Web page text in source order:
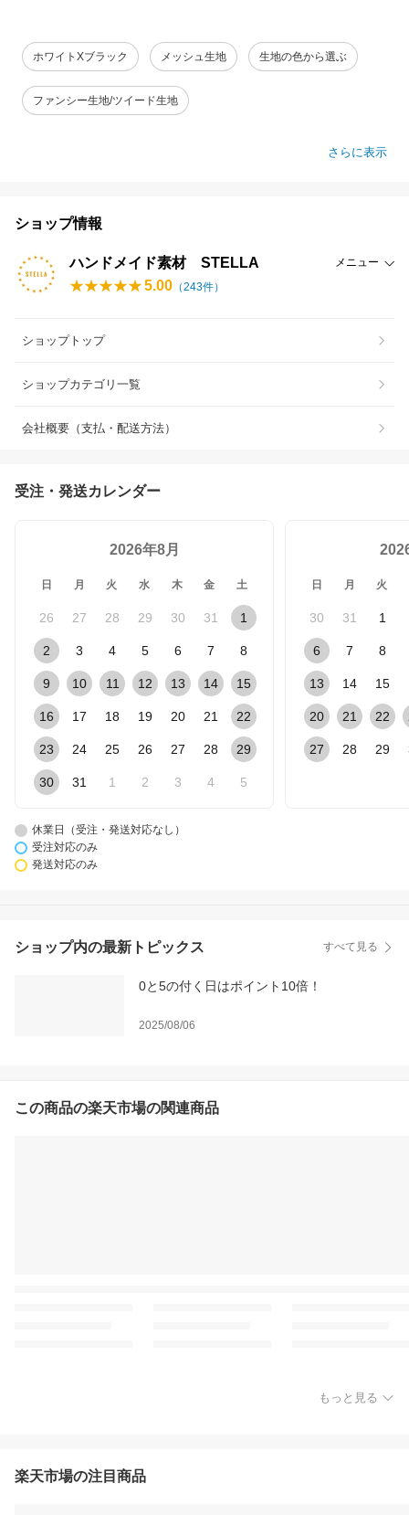
ホワイトXブラック メッシュ生地 生地の色から選ぶ
ファンシー生地/ツイード生地
さらに表示
ショップ情報
ハンドメイド素材 STELLA メニュー
5.00 （243件）
ショップトップ
ショップカテゴリ一覧
会社概要（支払・配送方法）
受注・発送カレンダー
2026年8月
日 月 火 水 木 金 土
26 27 28 29 30 31 1
2 3 4 5 6 7 8
9 10 11 12 13 14 15
16 17 18 19 20 21 22
23 24 25 26 27 28 29
30 31 1 2 3 4 5
日 月 火
30 31 1
6 7 8
13 14 15
20 21 22
27 28 29
休業日（受注・発送対応なし）
受注対応のみ
発送対応のみ
ショップ内の最新トピックス すべて見る
0と5の付く日はポイント10倍！
2025/08/06
この商品の楽天市場の関連商品
もっと見る
楽天市場の注目商品